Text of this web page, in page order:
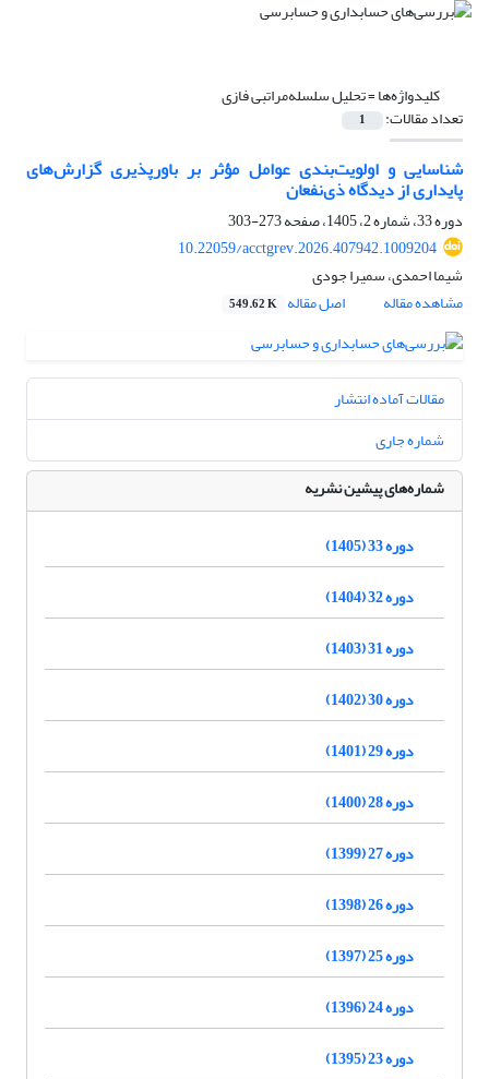
کلیدواژه‌ها =تحلیل سلسله‌مراتبی فازی
تعداد مقالات: 1
شناسایی و اولویت‌‌بندی عوامل مؤثر بر باورپذیری گزارش‌‌های
پایداری از دیدگاه ذی‏‌نفعان
دوره 33، شماره 2، 1405، صفحه
273-303
10.22059/acctgrev.2026.407942.1009204
شیما احمدی، سمیرا جودی
مشاهده مقاله
اصل مقاله 549.62 K
مقالات آماده انتشار
شماره جاری
شماره‌های پیشین نشریه
دوره 33 (1405)
دوره 32 (1404)
دوره 31 (1403)
دوره 30 (1402)
دوره 29 (1401)
دوره 28 (1400)
دوره 27 (1399)
دوره 26 (1398)
دوره 25 (1397)
دوره 24 (1396)
دوره 23 (1395)